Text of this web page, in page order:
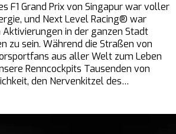
F1 Grand Prix von Singapur war voller
und Next Level Racing® war
in der ganzen Stadt
zu sein. Während die Straßen von
aus aller Welt zum Leben
Renncockpits Tausenden von
den Nervenkitzel des…